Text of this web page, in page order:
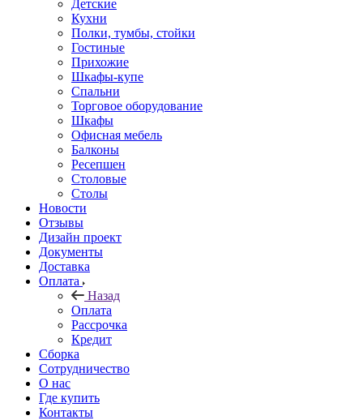
Детские
Кухни
Полки, тумбы, стойки
Гостиные
Прихожие
Шкафы-купе
Спальни
Торговое оборудование
Шкафы
Офисная мебель
Балконы
Ресепшен
Столовые
Столы
Новости
Отзывы
Дизайн проект
Документы
Доставка
Оплата
Назад
Оплата
Рассрочка
Кредит
Сборка
Сотрудничество
О нас
Где купить
Контакты